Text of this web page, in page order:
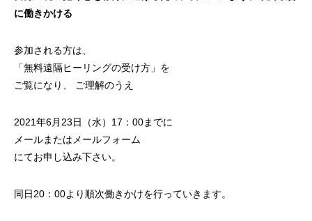
に働きかける
参加される方は、
「無料遠隔ヒーリングの受け方 」を
ご覧になり、 ご理解のうえ
2021年6月23日（水）17：00までに
メールまたは メールフォーム
にてお申し込み下さい。
同日20：00より順次働きかけを行っていきます。